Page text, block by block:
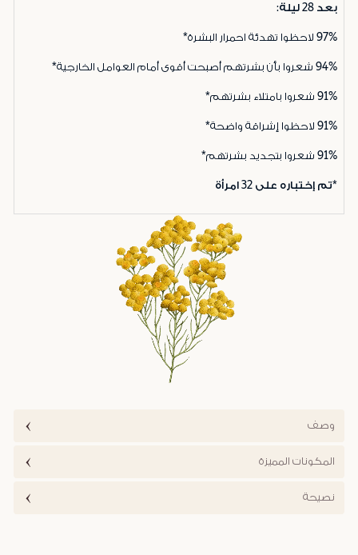
بعد 28 ليلة:
97% لاحظوا تهدئة احمرار البشرة*
94% شعروا بأن بشرتهم أصبحت أقوى أمام العوامل الخارجية*
91% شعروا بامتلاء بشرتهم*
91% لاحظوا إشراقة واضحة*
91% شعروا بتجديد بشرتهم*
*تم إختباره على 32 امرأة
وصف
المكونات المميزة
نصيحة